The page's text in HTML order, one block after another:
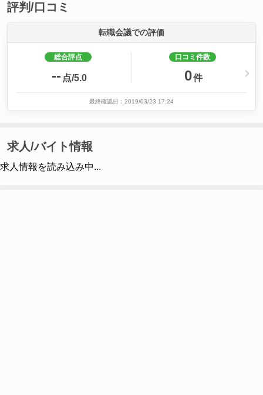
評判/口コミ
転職会議での評価
総合評点
-- 点/5.0
口コミ件数
0件
最終確認日：2019/03/23 17:24
求人/バイト情報
求人情報を読み込み中...